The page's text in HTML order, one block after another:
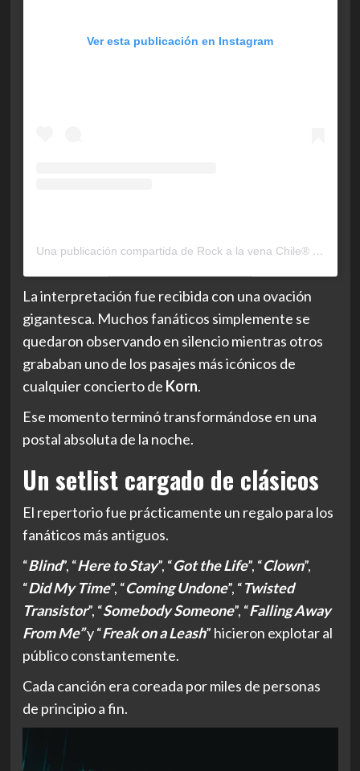
Ver esta publicación en Instagram
Una publicación compartida de Rock a la vena Chile® (@rockalavena.cl)
La interpretación fue recibida con una ovación
gigantesca. Muchos fanáticos simplemente se
quedaron observando en silencio mientras otros
grababan uno de los pasajes más icónicos de
cualquier concierto de Korn.
Ese momento terminó transformándose en una
postal absoluta de la noche.
Un setlist cargado de clásicos
El repertorio fue prácticamente un regalo para los
fanáticos más antiguos.
“Blind”, “Here to Stay”, “Got the Life”, “Clown”,
“Did My Time”, “Coming Undone”, “Twisted
Transistor”, “Somebody Someone”, “Falling Away
From Me”y “Freak on a Leash” hicieron explotar al
público constantemente.
Cada canción era coreada por miles de personas
de principio a fin.